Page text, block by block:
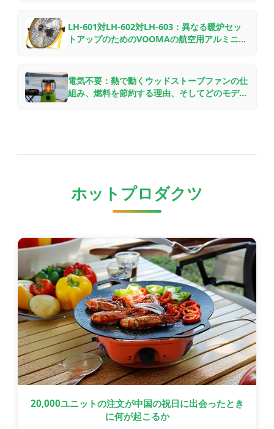
LH-601対LH-602対LH-603：異なる暖炉セッ
トアップのためのVOOMAの航空用アルミニウ
電気不要：熱で動くウッドストーブファンの仕
組み、燃料を節約する理由、そしてどのモデル
ホットプロダクツ
20,000ユニットの注文が中国の祝日に出会ったとき
に何が起こるか